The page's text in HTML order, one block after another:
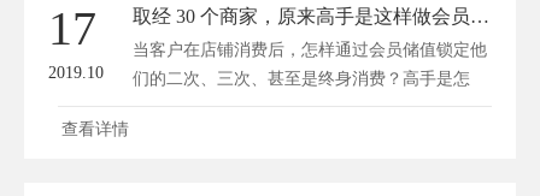
17
2019.10
取经 30 个商家，原来高手是这样做会员储值的！
当客户在店铺消费后，怎样通过会员储值锁定他
们的二次、三次、甚至是终身消费？高手是怎
样...
查看详情